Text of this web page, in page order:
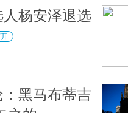
杨安泽退选
黑马布蒂吉